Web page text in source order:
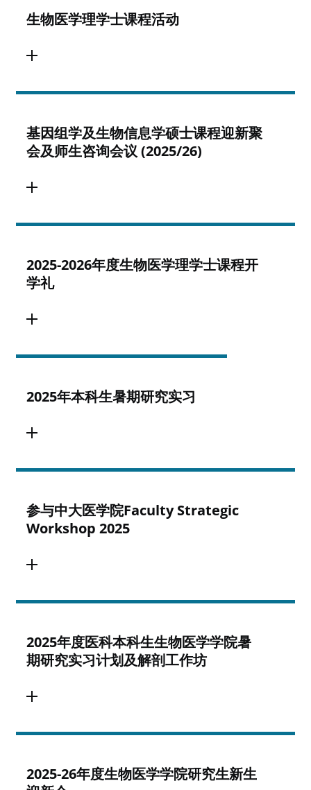
生物医学理学士课程活动
基因组学及生物信息学硕士课程迎新聚
会及师生咨询会议 (2025/26)
2025-2026年度生物医学理学士课程开
学礼
2025年本科生暑期研究实习
参与中大医学院Faculty Strategic
Workshop 2025
2025年度医科本科生生物医学学院暑
期研究实习计划及解剖工作坊
2025-26年度生物医学学院研究生新生